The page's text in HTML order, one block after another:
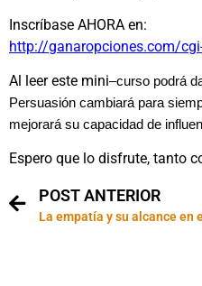
Inscríbase AHORA en:
http://ganaropciones.com/
Al leer este mini–curso podrá
Persuasión cambiará para
mejorará su capacidad de
Espero que lo disfrute, tanto
POST ANTERIOR